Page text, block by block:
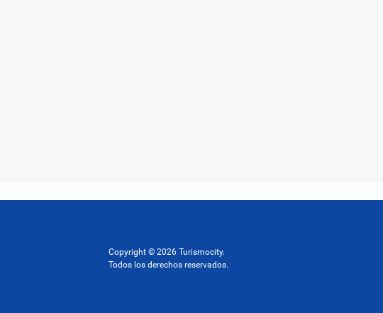
Copyright © 2026 Turismocity.
Todos los derechos reservados.